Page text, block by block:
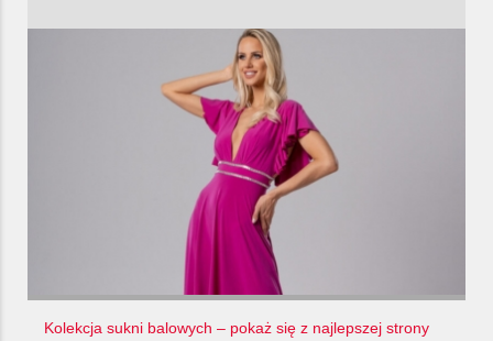
Kolekcja sukni balowych – pokaż się z najlepszej strony